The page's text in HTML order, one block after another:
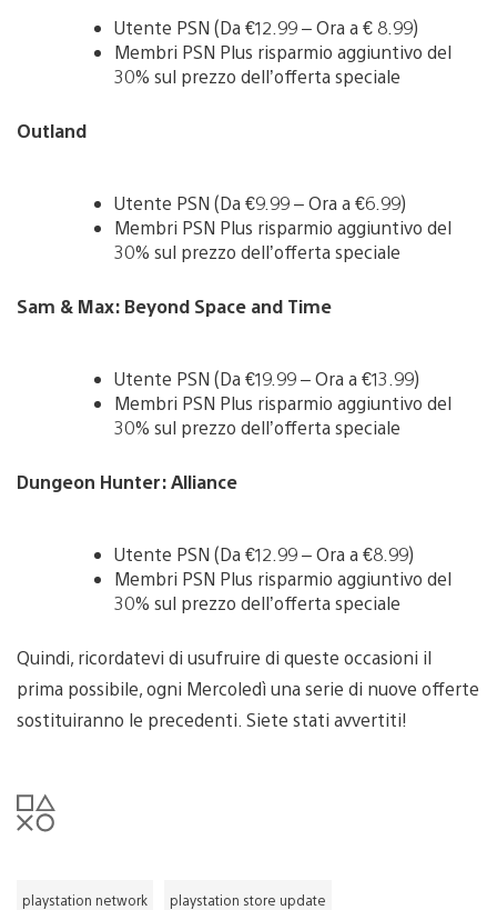
Utente PSN (Da €12.99 – Ora a € 8.99)
Membri PSN Plus risparmio aggiuntivo del
30% sul prezzo dell’offerta speciale
Outland
Utente PSN (Da €9.99 – Ora a €6.99)
Membri PSN Plus risparmio aggiuntivo del
30% sul prezzo dell’offerta speciale
Sam & Max: Beyond Space and Time
Utente PSN (Da €19.99 – Ora a €13.99)
Membri PSN Plus risparmio aggiuntivo del
30% sul prezzo dell’offerta speciale
Dungeon Hunter: Alliance
Utente PSN (Da €12.99 – Ora a €8.99)
Membri PSN Plus risparmio aggiuntivo del
30% sul prezzo dell’offerta speciale
Quindi, ricordatevi di usufruire di queste occasioni il
prima possibile, ogni Mercoledì una serie di nuove offerte
sostituiranno le precedenti. Siete stati avvertiti!
playstation network playstation store update